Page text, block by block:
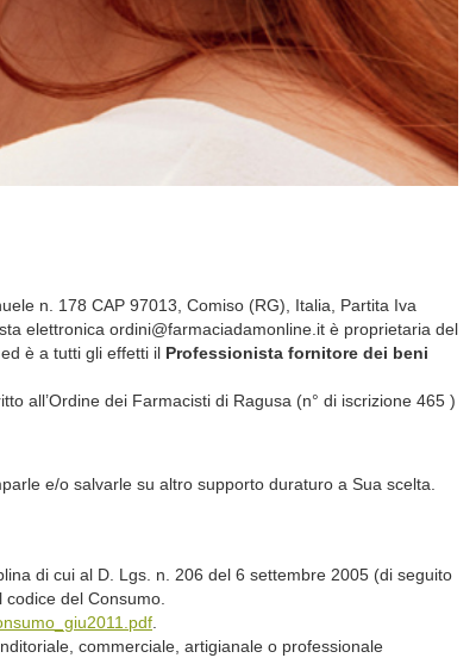
n. 178 CAP 97013, Comiso (RG), Italia, Partita Iva
elettronica ordini@farmaciadamonline.it è proprietaria del
è a tutti gli effetti il Professionista fornitore dei beni
all’Ordine dei Farmacisti di Ragusa (n° di iscrizione 465 )
e/o salvarle su altro supporto duraturo a Sua scelta.
di cui al D. Lgs. n. 206 del 6 settembre 2005 (di seguito
del Consumo.
commerciale, artigianale o professionale